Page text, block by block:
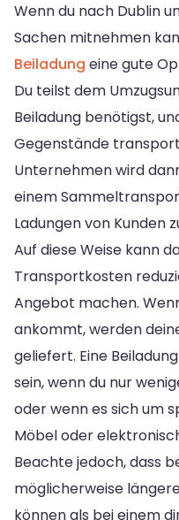
Wenn du nach Dublin
Sachen mitnehmen
Beiladung eine gute
Du teilst dem
Beiladung benötigst,
Gegenstände
Unternehmen wird
einem
Ladungen von Kunden
Auf diese Weise kann
Transportkosten
Angebot machen.
ankommt, werden
geliefert. Eine
sein, wenn du nur
oder wenn es sich um
Möbel oder
Beachte jedoch, dass
möglicherweise
können als bei einem